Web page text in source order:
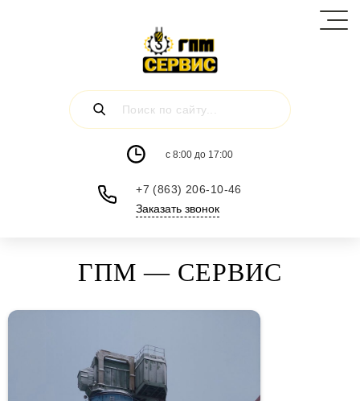
c 8:00 до 17:00
+7 (863) 206-10-46
Заказать звонок
ГПМ — СЕРВИС